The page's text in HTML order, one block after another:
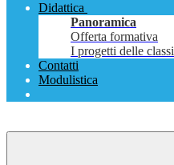
Didattica
Panoramica
Offerta formativa
I progetti delle classi
Contatti
Modulistica